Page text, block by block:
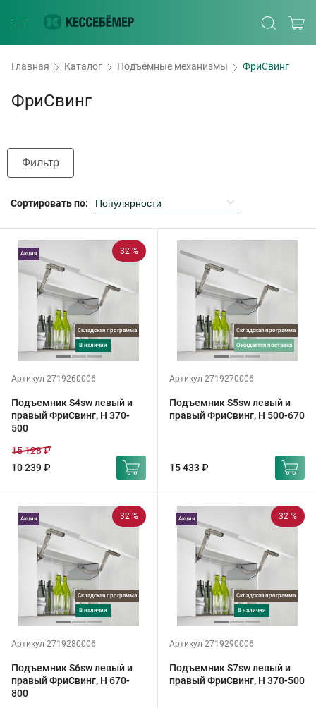
Главная Каталог Подъёмные механизмы ФриСвинг
ФриСвинг
Фильтр
Сортировать по:
32 %
Складская программа
в наличии
Акция
Артикул 2719260006
Подъемник S4sw левый и
правый ФриСвинг, H 370-
500
10 239 ₽
15 128 ₽
Складская программа
ожидается поставка
Артикул 2719270006
Подъемник S5sw левый и
правый ФриСвинг, H 500-670
15 433 ₽
32 %
Складская программа
в наличии
Акция
Артикул 2719280006
Подъемник S6sw левый и
правый ФриСвинг, H 670-
800
32 %
Складская программа
в наличии
Акция
Артикул 2719290006
Подъемник S7sw левый и
правый ФриСвинг, H 370-500